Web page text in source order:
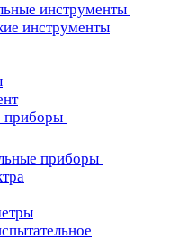
инструменты
инструменты
приборы
приборы